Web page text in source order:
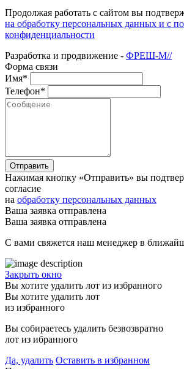
Продолжая работать с сайтом вы
на обработку персональных данных и с
конфиденциальности
Разработка и продвижение - ФРЕШ-М//
Форма связи
Имя*
Телефон*
Отправить
Нажимая кнопку «Отправить» вы
согласие
на обработку персональных данных
Ваша заявка отправлена
Ваша заявка отправлена
С вами свяжется наш менеджер в
Закрыть окно
Вы хотите удалить лот из избранного
Вы хотите удалить лот
из избранного
Вы собираетесь удалить безвозвратно
лот из ибранного
Да, удалить Оставить в избранном